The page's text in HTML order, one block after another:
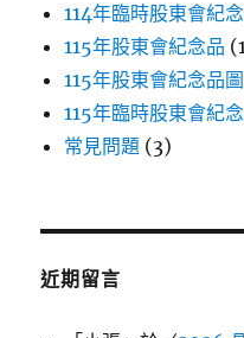
114年臨時股東會紀
115年股東會紀念品
115年股東會紀念品
115年臨時股東會紀
常見問題 (3)
近期留言